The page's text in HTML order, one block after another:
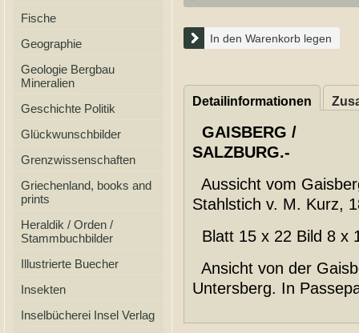
Fische
Geographie
Geologie Bergbau
Mineralien
Geschichte Politik
Glückwunschbilder
Grenzwissenschaften
Griechenland, books and
prints
Heraldik / Orden /
Stammbuchbilder
Illustrierte Buecher
Insekten
Inselbücherei Insel Verlag
In den Warenkorb legen
Detailinformationen
GAISBERG /
SALZBURG.-
Aussicht vom
Stahlstich v. M. Kurz,
Blatt 15 x 22 Bild 8 x
Ansicht von der
Untersberg. In